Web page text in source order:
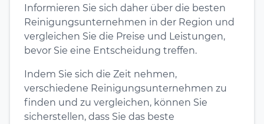
Informieren Sie sich daher über die besten
Reinigungsunternehmen in der Region und
vergleichen Sie die Preise und Leistungen,
bevor Sie eine Entscheidung treffen.
Indem Sie sich die Zeit nehmen,
verschiedene Reinigungsunternehmen zu
finden und zu vergleichen, können Sie
sicherstellen, dass Sie das beste